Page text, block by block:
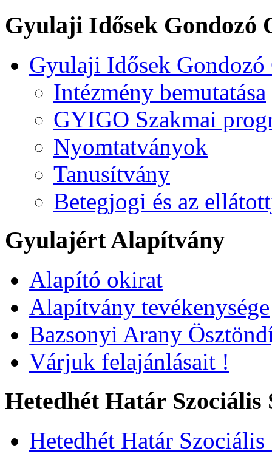
Gyulaji Idősek Gondozó
Gyulaji Idősek Gondozó
Intézmény bemutatása
GYIGO Szakmai
Nyomtatványok
Tanusítvány
Betegjogi és az
Gyulajért Alapítvány
Alapító okirat
Alapítvány tevékenysége
Bazsonyi Arany
Várjuk felajánlásait !
Hetedhét Határ Szociális
Hetedhét Határ Szociális